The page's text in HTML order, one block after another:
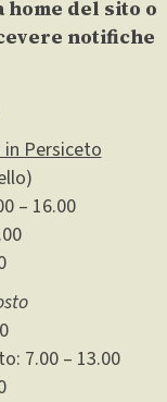
del sito o
notifiche
in Persiceto
– 16.00
7.00 – 13.00